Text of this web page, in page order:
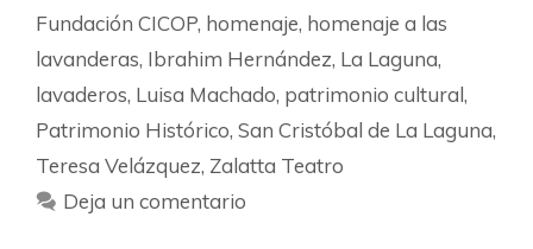
Fundación CICOP, homenaje, homenaje a las
lavanderas, Ibrahim Hernández, La Laguna,
lavaderos, Luisa Machado, patrimonio cultural,
Patrimonio Histórico, San Cristóbal de La Laguna,
Teresa Velázquez, Zalatta Teatro
Deja un comentario